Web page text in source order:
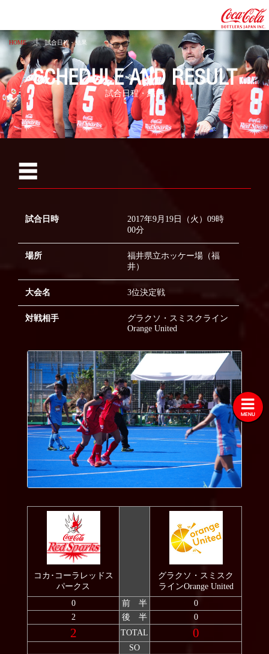
HOME 試合日程・結果
SCHEDULE AND RESULT
試合日程・結果
2023
2020
2018
2016
2015
2014
2013
2012
2011
2010
2009
2008
2007
☰
試合日時
2017年9月19日（火）09時
00分
場所
福井県立ホッケー場（福
井）
大会名 3位決定戦
対戦相手
グラクソ・スミスクライン
Orange United
コカ･コーラレッドス
パークス
グラクソ・スミスク
ラインOrange United
0
前 半
0
2
後 半 0
2 TOTAL 0
SO
MENU